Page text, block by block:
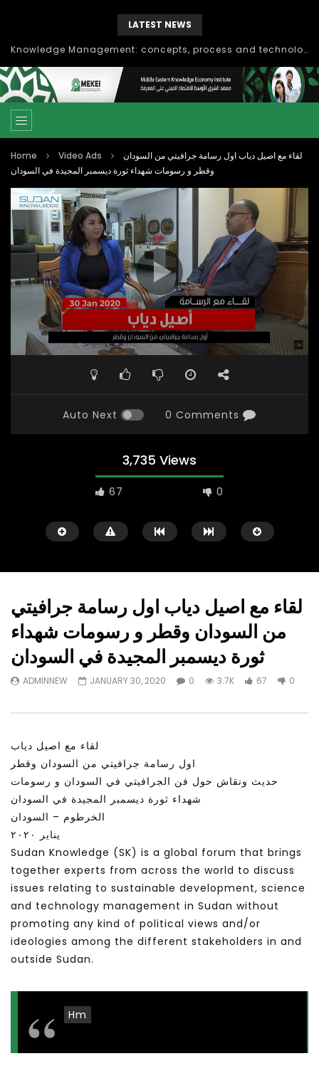
LATEST NEWS
Knowledge Management: concepts, process and technology
Home Video Ads
لقاء مع اصيل دياب اول رسامة جرافيتي من السودان
وقطر و رسومات شهداء ثورة ديسمبر المجيدة في السودان
Auto Next 0 Comments
3,735 Views
67 0
Watch Later
31:56
سكاي نيوز عربية – أزمة نورد ستريم مزيد
من التأزيم أم مفتاح للحل؟ Prof. Allam
APRIL 9, 2023
02:27:52
– مؤتمر مستقبل
الشباب: التحديات و الفرص
لقاء مع اصيل دياب اول رسامة جرافيتي
من السودان وقطر و رسومات شهداء
ثورة ديسمبر المجيدة في السودان
ADMINNEW JANUARY 30, 2020 0 3.7K 67 0
لقاء مع اصيل دياب
اول رسامة جرافيتي من السودان وقطر
حديث ونقاش حول فن الجرافيتي في السودان و رسومات
شهداء ثورة ديسمبر المجيدة في السودان
الخرطوم – السودان
يناير ٢٠٢٠
Sudan Knowledge (SK) is a global forum that brings
together experts from across the world to discuss
issues relating to sustainable development, science
and technology management in Sudan without
promoting any kind of political views and/or
ideologies among the different stakeholders in and
outside Sudan.
Hm